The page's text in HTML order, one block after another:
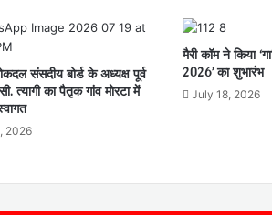
संसदीय बोर्ड के अध्यक्ष पूर्व
त्यागी का पैतृक गांव मोरटा में
2026
मैरी कॉम ने किया
2026’ का शुभारंभ
July 18, 2026